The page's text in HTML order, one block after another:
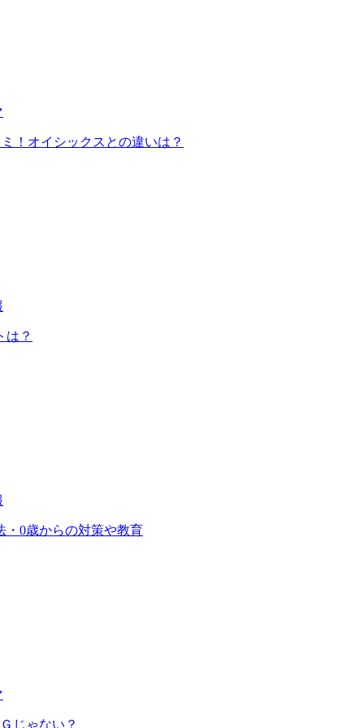
！オイシックスとの違いは？
は？
・0歳からの対策や教育
じゃない？